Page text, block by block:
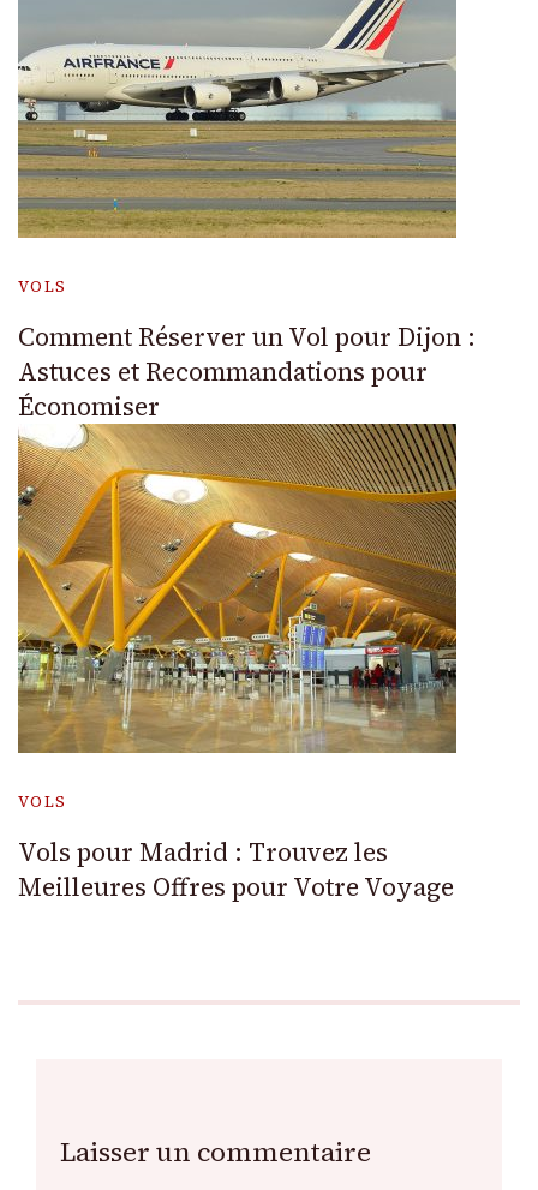
VOLS
Comment Réserver un Vol pour Dijon :
Astuces et Recommandations pour
Économiser
VOLS
Vols pour Madrid : Trouvez les
Meilleures Offres pour Votre Voyage
Laisser un commentaire